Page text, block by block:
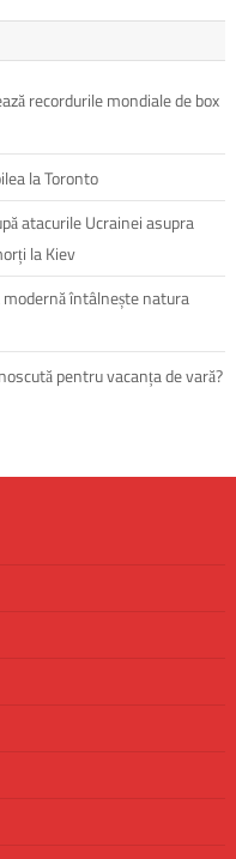
recordurile mondiale de box
la Toronto
atacurile Ucrainei asupra
la Kiev
întâlnește natura
pentru vacanța de vară?